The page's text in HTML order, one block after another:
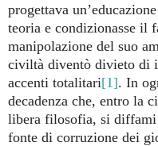
progettava
teoria e condizionasse il
manipolazione del suo
civiltà diventò divieto di
accenti totalitari[1]. In
decadenza che, entro la
libera filosofia, si diffami
fonte di corruzione dei